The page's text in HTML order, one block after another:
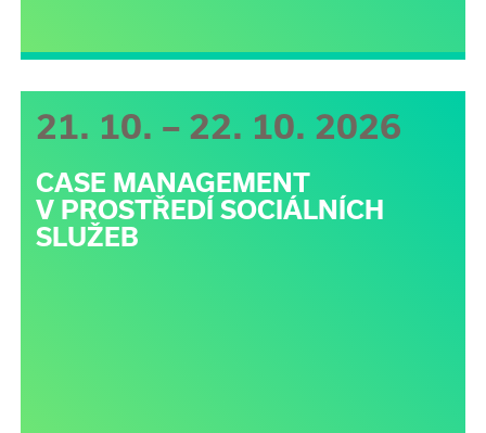
21. 10. – 22. 10. 2026
CASE MANAGEMENT
V PROSTŘEDÍ SOCIÁLNÍCH
SLUŽEB